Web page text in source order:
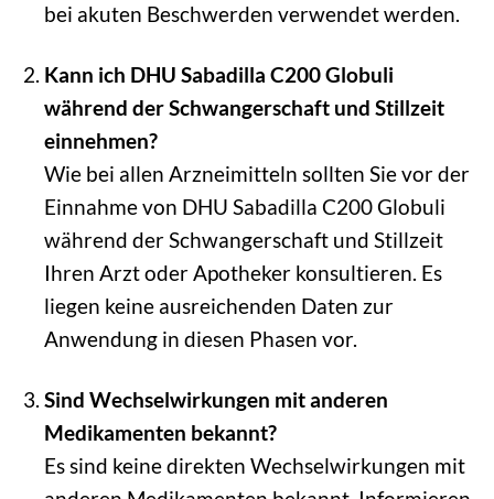
bei akuten Beschwerden verwendet werden.
Kann ich DHU Sabadilla C200 Globuli
während der Schwangerschaft und Stillzeit
einnehmen?
Wie bei allen Arzneimitteln sollten Sie vor der
Einnahme von DHU Sabadilla C200 Globuli
während der Schwangerschaft und Stillzeit
Ihren Arzt oder Apotheker konsultieren. Es
liegen keine ausreichenden Daten zur
Anwendung in diesen Phasen vor.
Sind Wechselwirkungen mit anderen
Medikamenten bekannt?
Es sind keine direkten Wechselwirkungen mit